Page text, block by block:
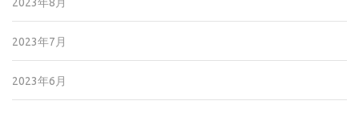
2023年8月
2023年7月
2023年6月